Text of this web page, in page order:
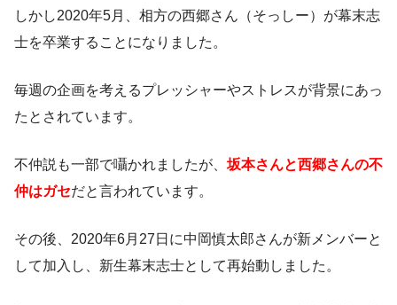
しかし2020年5月、相方の西郷さん（そっしー）が幕末志
士を卒業することになりました。
毎週の企画を考えるプレッシャーやストレスが背景にあっ
たとされています。
不仲説も一部で囁かれましたが、 坂本さんと西郷さんの不
仲はガセだと言われています。
その後、2020年6月27日に中岡慎太郎さんが新メンバーと
して加入し、新生幕末志士として再始動しました。